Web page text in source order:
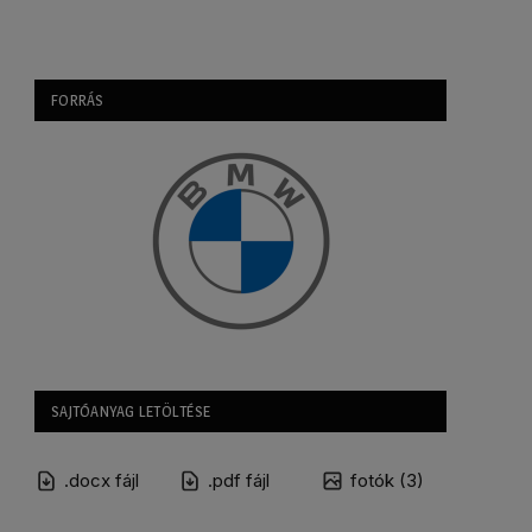
FORRÁS
SAJTÓANYAG LETÖLTÉSE
.docx fájl .pdf fájl fotók (3)